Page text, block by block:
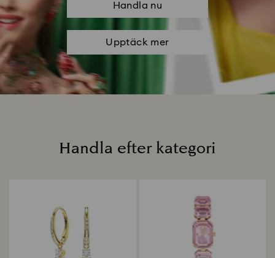
Handla nu
Upptäck mer
Handla efter kategori